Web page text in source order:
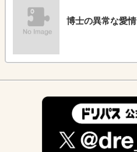
博士の異常な愛情